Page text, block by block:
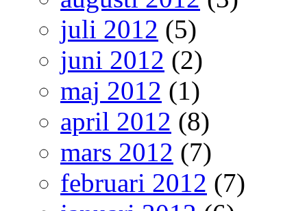
juli 2012 (5)
juni 2012 (2)
maj 2012 (1)
april 2012 (8)
mars 2012 (7)
februari 2012 (7)